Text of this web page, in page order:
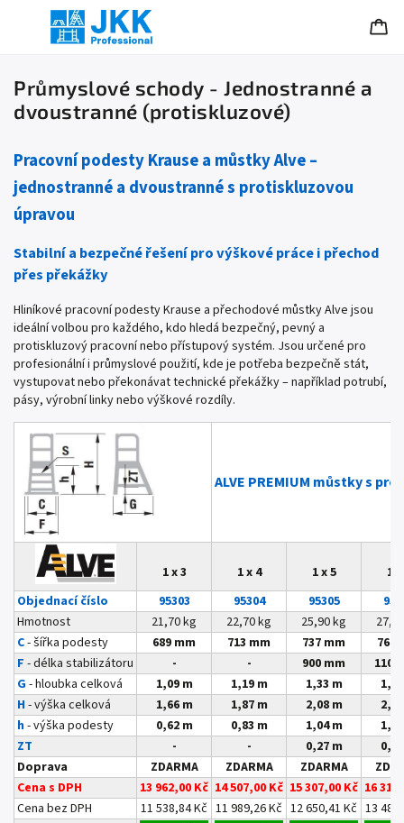
Průmyslové schody - Jednostranné a
dvoustranné (protiskluzové)
Pracovní podesty Krause a můstky Alve –
jednostranné a dvoustranné s protiskluzovou
úpravou
Stabilní a bezpečné řešení pro výškové práce i přechod
přes překážky
Hliníkové pracovní podesty Krause a přechodové můstky Alve jsou
ideální volbou pro každého, kdo hledá bezpečný, pevný a
protiskluzový pracovní nebo přístupový systém. Jsou určené pro
profesionální i průmyslové použití, kde je potřeba bezpečně stát,
vystupovat nebo překonávat technické překážky – například potrubí,
pásy, výrobní linky nebo výškové rozdíly.
ALVE PREMIUM můstky s
1 x 3 1 x 4 1 x 5
1
Objednací číslo
95303 95304 95305
Hmotnost
21,70 kg 22,70 kg 25,90 kg
C- šířka podesty 689 mm 713 mm 737 mm
761
F - délka stabilizátoru - - 900 mm
G- hloubka celková 1,09 m 1,19 m 1,33 m
H - výška celková 1,66 m 1,87 m 2,08 m
h- výška podesty 0,62 m 0,83 m 1,04 m
ZT
- - 0,27 m
Doprava
ZDARMA ZDARMA ZDARMA
Cena s DPH
13 962,00 Kč 14 507,00 Kč 15 307,00 Kč 16
Cena bez DPH
11 538,84 Kč 11 989,26 Kč 12 650,41 Kč 13